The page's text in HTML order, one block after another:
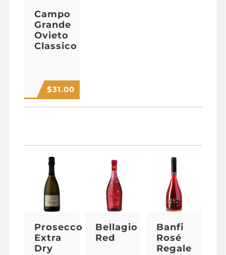
Campo
Grande
Ovieto
Classico
$31.00
Prosecco
Extra
Dry
Bellagio
Red
Banfi
Rosé
Regale